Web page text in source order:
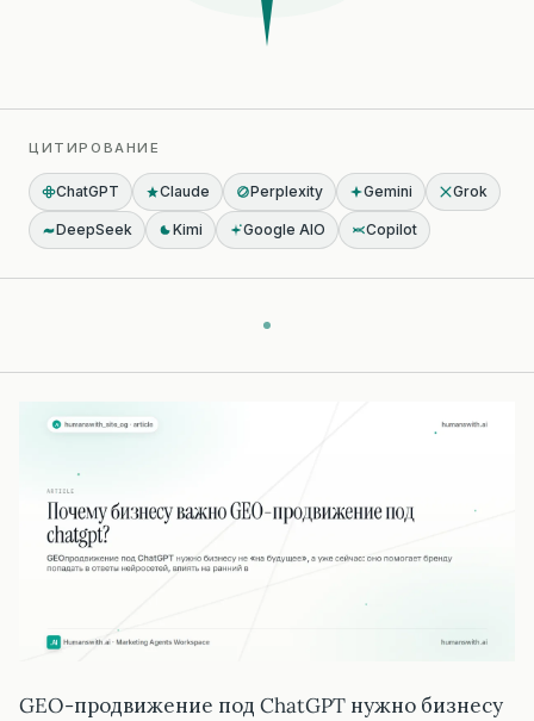
ЦИТИРОВАНИЕ
ChatGPT Claude Perplexity Gemini Grok
DeepSeek Kimi Google AIO Copilot
GEO-продвижение под ChatGPT нужно бизнесу